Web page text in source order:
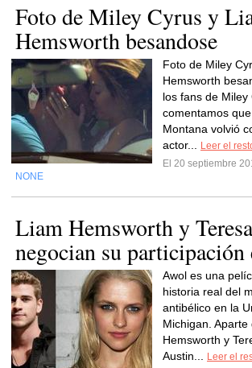
Foto de Miley Cyrus y
Hemsworth besandose
Foto de Miley
Hemsworth
los fans de Miley
comentamos
Montana volvió
actor...
Leer el
El 20 septiembre
NONE
Liam Hemsworth y
negocian su
Awol es una
historia real del
antibélico en la
Michigan. Aparte
Hemsworth y
Austin...
Leer el